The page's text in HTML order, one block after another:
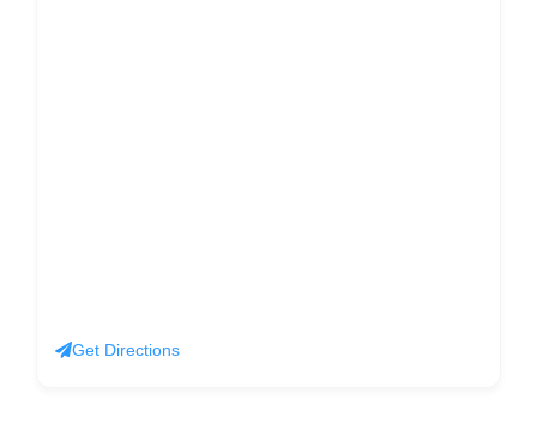
Get Directions